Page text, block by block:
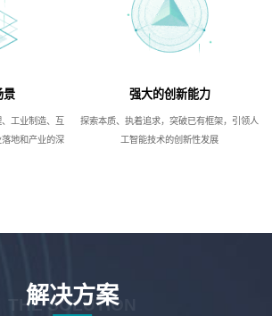
景
工业制造、互
地和产业的深
强大的创新能力
探索本质、执着追求，突破已有框架，引领人
工智能技术的创新性发展
解决方案
THE SOLUTION